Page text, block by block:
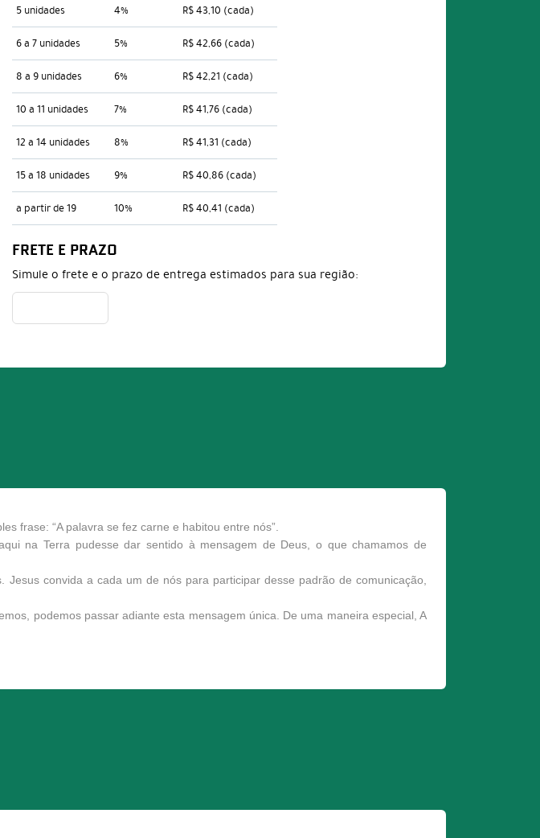
5 unidades 4% R$ 43,10 (cada)
6 a 7 unidades 5% R$ 42,66 (cada)
8 a 9 unidades 6% R$ 42,21 (cada)
10 a 11 unidades 7% R$ 41,76 (cada)
12 a 14 unidades 8% R$ 41,31 (cada)
15 a 18 unidades 9% R$ 40,86 (cada)
a partir de 19 10% R$ 40,41 (cada)
FRETE E PRAZO
Simule o frete e o prazo de entrega estimados para sua região:
frase: “A palavra se fez carne e habitou entre nós”.
na Terra pudesse dar sentido à mensagem de Deus, o que chamamos de
convida a cada um de nós para participar desse padrão de comunicação,
podemos passar adiante esta mensagem única. De uma maneira especial, A